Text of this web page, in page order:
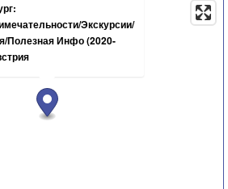
Экскурсии/
Полезная Инфо (2020-